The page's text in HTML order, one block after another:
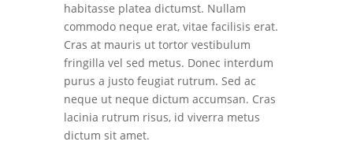
habitasse platea dictumst. Nullam
commodo neque erat, vitae facilisis erat.
Cras at mauris ut tortor vestibulum
fringilla vel sed metus. Donec interdum
purus a justo feugiat rutrum. Sed ac
neque ut neque dictum accumsan. Cras
lacinia rutrum risus, id viverra metus
dictum sit amet.